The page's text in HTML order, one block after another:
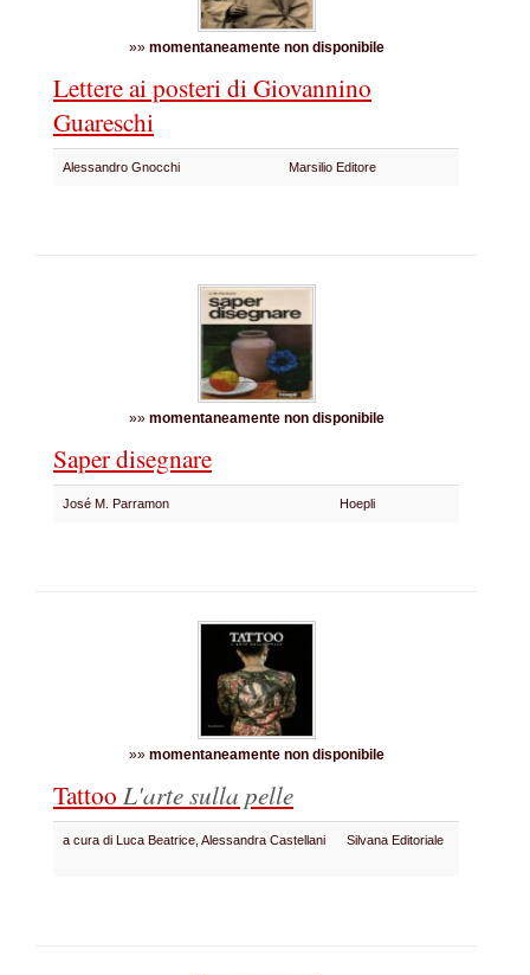
»» momentaneamente non disponibile
Lettere ai posteri di Giovannino
Guareschi
Alessandro Gnocchi Marsilio Editore
»» momentaneamente non disponibile
Saper disegnare
José M. Parramon Hoepli
»» momentaneamente non disponibile
Tattoo L'arte sulla pelle
a cura di Luca Beatrice, Alessandra Castellani Silvana Editoriale